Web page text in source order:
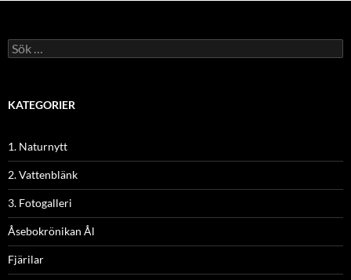
Sök
efter:
KATEGORIER
1. Naturnytt
2. Vattenblänk
3. Fotogalleri
Åsebokrönikan Ål
Fjärilar